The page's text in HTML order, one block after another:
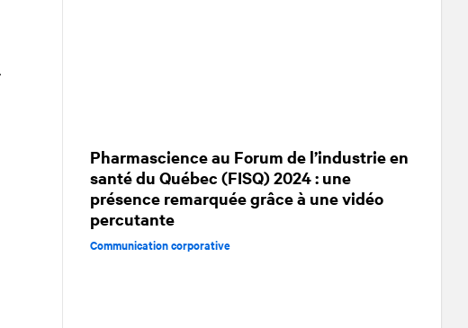
Pharmascience au Forum de l’industrie en
santé du Québec (FISQ) 2024 : une
présence remarquée grâce à une vidéo
percutante
Communication corporative